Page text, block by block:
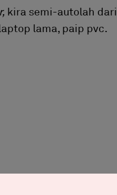
kira semi-autolah dari
lama, paip pvc.